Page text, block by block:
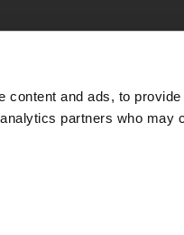
content and ads, to
partners who may
Matratze
Matratze wurde von Stiftung
sicherzustellen.